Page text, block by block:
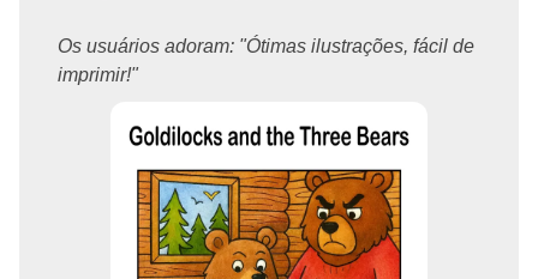
Os usuários adoram: "Ótimas ilustrações, fácil de
imprimir!"